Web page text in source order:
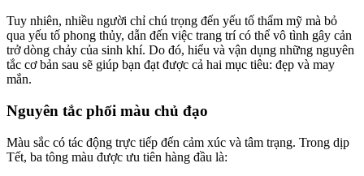
Tuy nhiên, nhiều người chỉ chú trọng đến yếu tố thẩm mỹ mà bỏ
qua yếu tố phong thủy, dẫn đến việc trang trí có thể vô tình gây cản
trở dòng chảy của sinh khí. Do đó, hiểu và vận dụng những nguyên
tắc cơ bản sau sẽ giúp bạn đạt được cả hai mục tiêu: đẹp và may
mắn.
Nguyên tắc phối màu chủ đạo
Màu sắc có tác động trực tiếp đến cảm xúc và tâm trạng. Trong dịp
Tết, ba tông màu được ưu tiên hàng đầu là: